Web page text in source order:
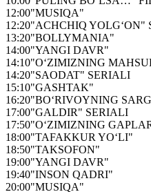
12:00"MUSIQA"
12:20"ACHCHIQ YOLG‘ON"
13:20"BOLLYMANIA"
14:00"YANGI DAVR"
14:10"O‘ZIMIZNING
14:20"SAODAT" SERIALI
15:10"GASHTAK"
16:20"BO‘RIVOYNING
17:00"GALDIR" SERIALI
17:50"O‘ZIMIZNING
18:00"TAFAKKUR YO‘LI"
18:50"TAKSOFON"
19:00"YANGI DAVR"
19:40"INSON QADRI"
20:00"MUSIQA"